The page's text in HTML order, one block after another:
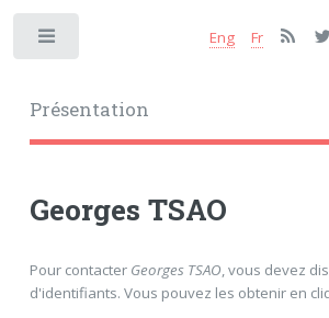
Présentation
Eng Fr
Georges TSAO
Pour contacter Georges TSAO, vous devez
d'identifiants. Vous pouvez les obtenir en